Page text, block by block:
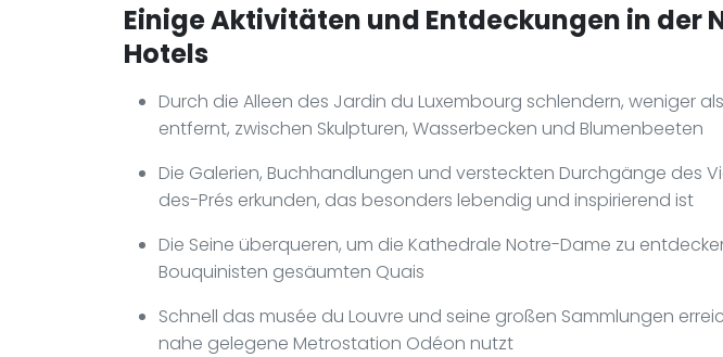
Einige Aktivitäten und Entdeckungen in der
Hotels
Durch die Alleen des Jardin du Luxembourg schlendern, weniger
entfernt, zwischen Skulpturen, Wasserbecken und Blumenbeeten
Die Galerien, Buchhandlungen und versteckten Durchgänge des
des-Prés erkunden, das besonders lebendig und inspirierend ist
Die Seine überqueren, um die Kathedrale Notre-Dame zu
Bouquinisten gesäumten Quais
Schnell das musée du Louvre und seine großen Sammlungen
nahe gelegene Metrostation Odéon nutzt